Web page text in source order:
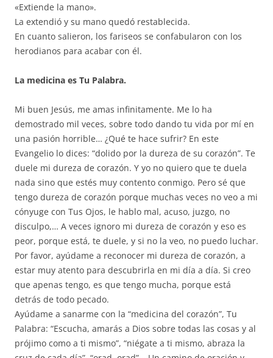
«Extiende la mano».
La extendió y su mano quedó restablecida.
En cuanto salieron, los fariseos se confabularon con los
herodianos para acabar con él.
La medicina es Tu Palabra.
Mi buen Jesús, me amas infinitamente. Me lo ha
demostrado mil veces, sobre todo dando tu vida por mí en
una pasión horrible… ¿Qué te hace sufrir? En este
Evangelio lo dices: “dolido por la dureza de su corazón”. Te
duele mi dureza de corazón. Y yo no quiero que te duela
nada sino que estés muy contento conmigo. Pero sé que
tengo dureza de corazón porque muchas veces no veo a mi
cónyuge con Tus Ojos, le hablo mal, acuso, juzgo, no
disculpo,… A veces ignoro mi dureza de corazón y eso es
peor, porque está, te duele, y si no la veo, no puedo luchar.
Por favor, ayúdame a reconocer mi dureza de corazón, a
estar muy atento para descubrirla en mi día a día. Si creo
que apenas tengo, es que tengo mucha, porque está
detrás de todo pecado.
Ayúdame a sanarme con la “medicina del corazón”, Tu
Palabra: “Escucha, amarás a Dios sobre todas las cosas y al
prójimo como a ti mismo”, “niégate a ti mismo, abraza la